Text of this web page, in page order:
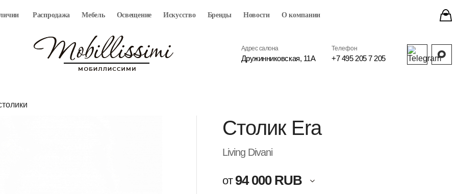
Распродажа Мебель Освещение Искусство Бренды Новости О компании
Адрес салона
Дружинниковская, 11А
Телефон
+7 495 205 7 205
Столик Era
Living Divani
от 94 000 RUB